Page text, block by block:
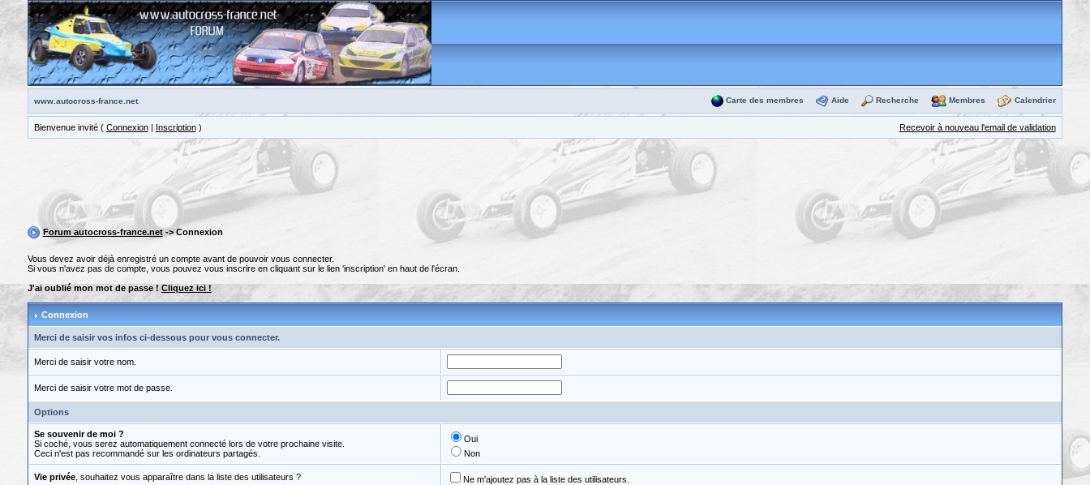
www.autocross-france.net Carte des membres Aide Recherche Membres Calendrier
Bienvenue invité ( Connexion| Inscription) Recevoir à nouveau l'email de validation
Forum autocross-france.net-> Connexion
Vous devez avoir déjà enregistré un compte avant de pouvoir vous connecter.
Si vous n'avez pas de compte, vous pouvez vous inscrire en cliquant sur le lien 'inscription' en haut de l'écran.
J'ai oublié mon mot de passe ! Cliquez ici !
Connexion
Merci de saisir vos infos ci-dessous pour vous connecter.
Merci de saisir votre nom.
Merci de saisir votre mot de passe.
Options
Se souvenir de moi ?
Si coché, vous serez automatiquement connecté lors de votre prochaine visite.
Ceci n'est pas recommandé sur les ordinateurs partagés.
Oui
Non
Vie privée, souhaitez vous apparaître dans la liste des utilisateurs ? Ne m'ajoutez pas à la liste des utilisateurs.